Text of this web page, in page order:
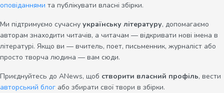
оповіданнями та публікувати власні збірки.
Ми підтримуємо сучасну українську літературу, допомагаємо
авторам знаходити читачів, а читачам — відкривати нові імена в
літературі. Якщо ви — вчитель, поет, письменник, журналіст або
просто творча людина — вам сюди.
Приєднуйтесь до ANews, щоб створити власний профіль, вести
авторський блог або збирати свої твори в збірки.